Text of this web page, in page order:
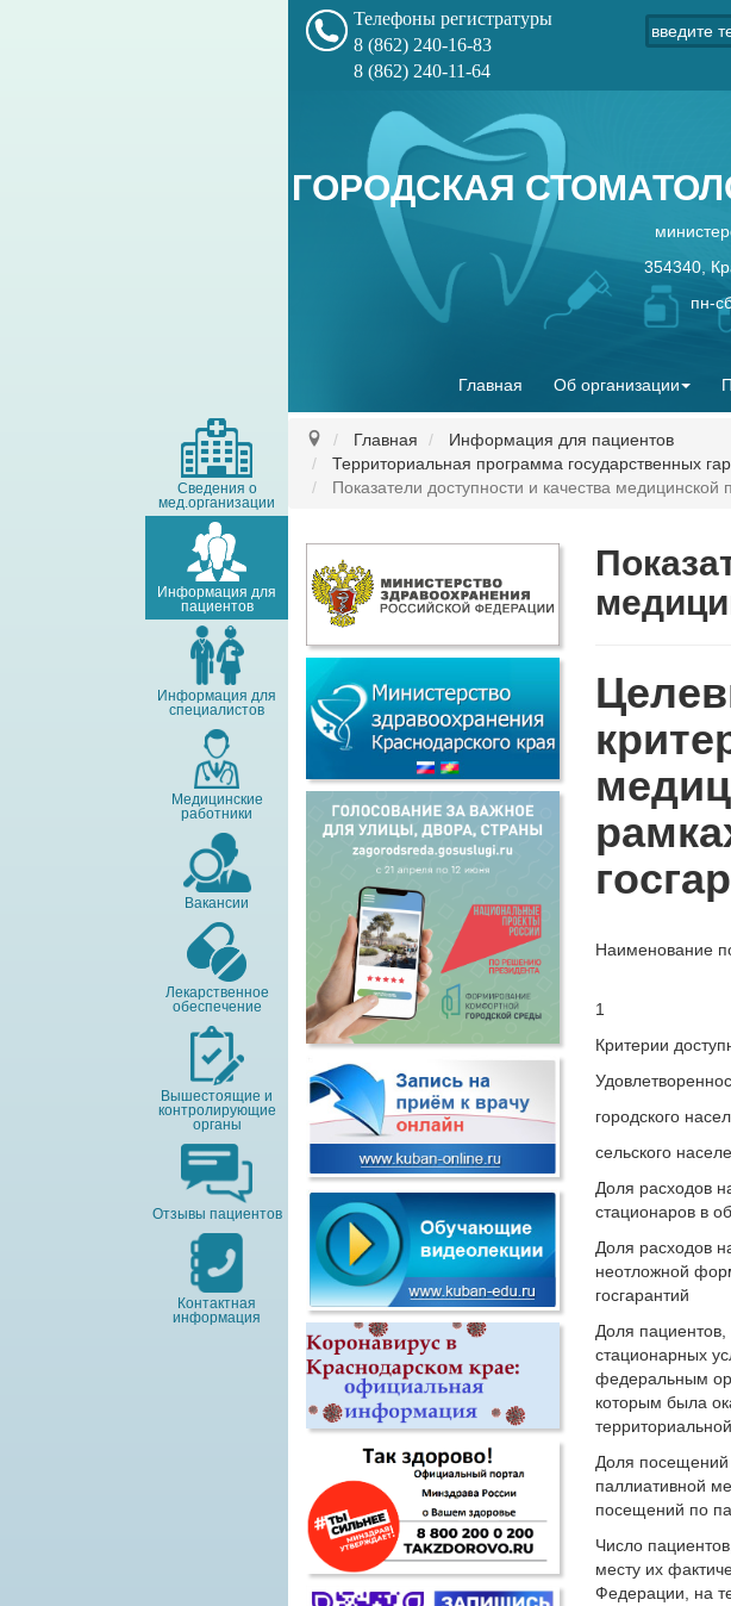
Телефоны регистратуры
8 (862) 240-16-83
8 (862) 240-11-64
ГОРОДСКАЯ
354340,
пн-
Главная Об организации
Сведения о
мед.организации
Информация для
пациентов
Информация для
специалистов
Медицинские
работники
Вакансии
Лекарственное
обеспечение
Вышестоящие и
контролирующие
органы
Отзывы пациентов
Контактная
информация
Главная
Информация для пациентов
Территориальная программа государственных
Показатели доступности и качества
Наименование
1
Критерии
городского
сельского
Доля расходов
стационаров в
Доля расходов
неотложной
госгарантий
Доля
стационарных
федеральным
которым была
Доля посещений
паллиативной
посещений по
Число
месту их
Федерации, на